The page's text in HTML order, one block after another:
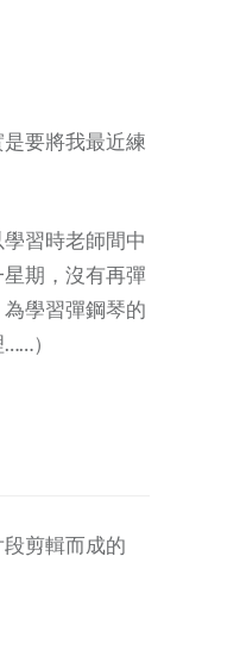
要將我最近練
習時老師間中
期，沒有再彈
學習彈鋼琴的
）
剪輯而成的